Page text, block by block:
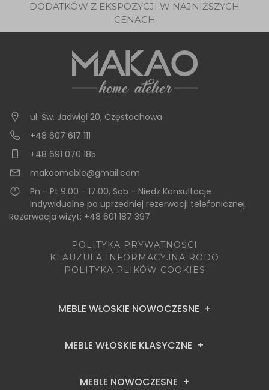
DODATKÓW Z EKSPOZYCJI W NAJNIŻSZYCH
CENACH
ul. Św. Jadwigi 20, Częstochowa
+48 607 617 111
+48 691 070 185
makaomeble@gmail.com
Pn - Pt 9:00 - 17:00, Sob - Niedz Konsultacje
indywidualne po uprzedniej rezerwacji telefonicznej.
Rezerwacja wizyt: +48 601 187 397
POLITYKA PRYWATNOŚCI
KLAUZULA INFORMACYJNA RODO
POLITYKA PLIKÓW COOKIES
MEBLE WŁOSKIE NOWOCZESNE
MEBLE WŁOSKIE KLASYCZNE
MEBLE NOWOCZESNE